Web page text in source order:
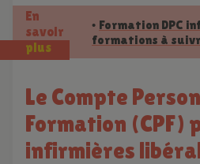
En
savoir
plus
• Formation DPC
formations à
Le Compte Personnel de
Formation (CPF)
infirmières